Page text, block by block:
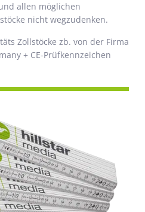
allen möglichen
nicht wegzudenken.
Zollstöcke zb. von der Firma
+ CE-Prüfkennzeichen